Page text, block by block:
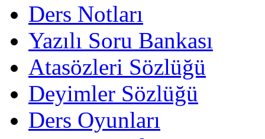
Ders Notları
Yazılı Soru Bankası
Atasözleri Sözlüğü
Deyimler Sözlüğü
Ders Oyunları